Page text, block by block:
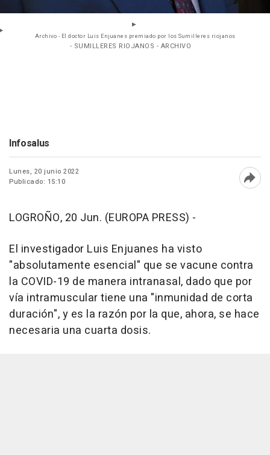
Archivo - El doctor Luis Enjuanes premiado por los Sumilleres riojanos
- SUMILLERES RIOJANOS - ARCHIVO
Infosalus
Lunes, 20 junio 2022
Publicado: 15:10
LOGROÑO, 20 Jun. (EUROPA PRESS) -
El investigador Luis Enjuanes ha visto
"absolutamente esencial" que se vacune contra
la COVID-19 de manera intranasal, dado que por
vía intramuscular tiene una "inmunidad de corta
duración", y es la razón por la que, ahora, se hace
necesaria una cuarta dosis.